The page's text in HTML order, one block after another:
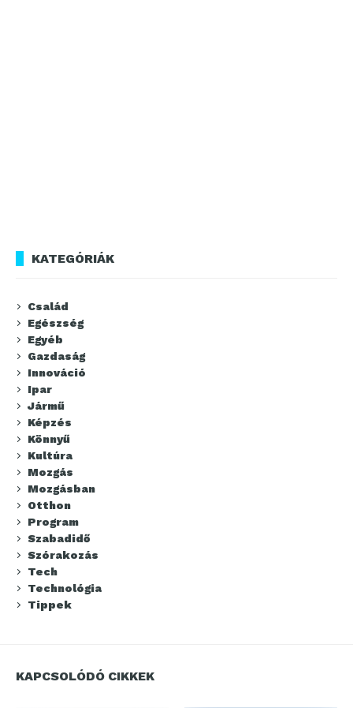
KATEGÓRIÁK
Család
Egészség
Egyéb
Gazdaság
Innováció
Ipar
Jármű
Képzés
Könnyű
Kultúra
Mozgás
Mozgásban
Otthon
Program
Szabadidő
Szórakozás
Tech
Technológia
Tippek
KAPCSOLÓDÓ CIKKEK